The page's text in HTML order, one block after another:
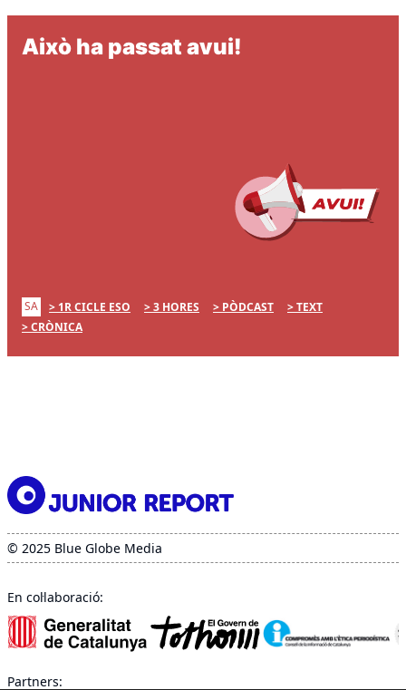
Això ha passat avui!
SA 1R CICLE ESO 3 HORES PÒDCAST
TEXT
CRÒNICA
© 2025 Blue Globe Media
En col·laboració:
Partners: